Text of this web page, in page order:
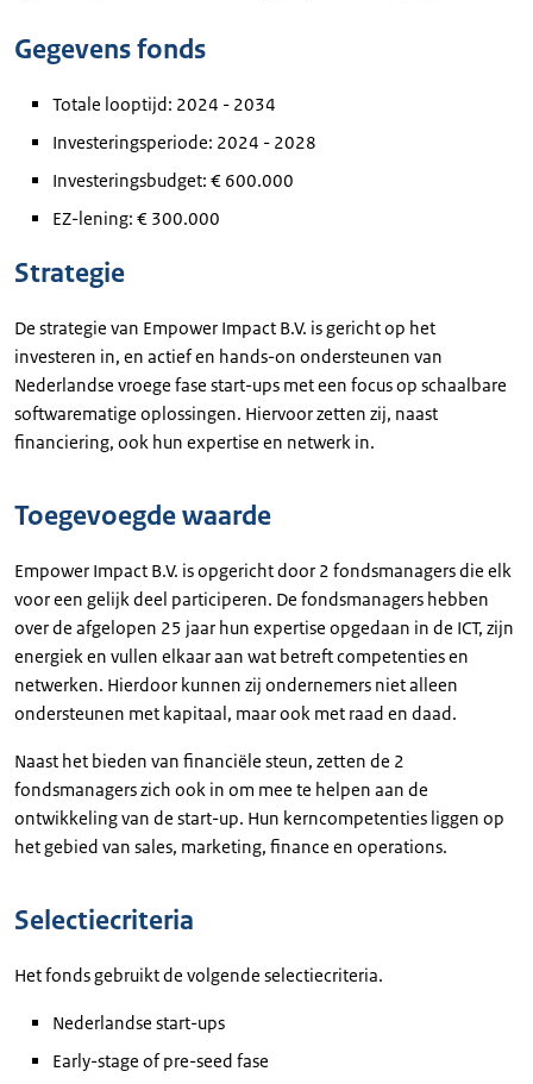
Gegevens fonds
Totale looptijd: 2024 - 2034
Investeringsperiode: 2024 - 2028
Investeringsbudget: € 600.000
EZ-lening: € 300.000
Strategie
De strategie van Empower Impact B.V. is gericht op het
investeren in, en actief en hands-on ondersteunen van
Nederlandse vroege fase start-ups met een focus op schaalbare
softwarematige oplossingen. Hiervoor zetten zij, naast
financiering, ook hun expertise en netwerk in.
Toegevoegde waarde
Empower Impact B.V. is opgericht door 2 fondsmanagers die elk
voor een gelijk deel participeren. De fondsmanagers hebben
over de afgelopen 25 jaar hun expertise opgedaan in de ICT, zijn
energiek en vullen elkaar aan wat betreft competenties en
netwerken. Hierdoor kunnen zij ondernemers niet alleen
ondersteunen met kapitaal, maar ook met raad en daad.
Naast het bieden van financiële steun, zetten de 2
fondsmanagers zich ook in om mee te helpen aan de
ontwikkeling van de start-up. Hun kerncompetenties liggen op
het gebied van sales, marketing, finance en operations.
Selectiecriteria
Het fonds gebruikt de volgende selectiecriteria.
Nederlandse start-ups
Early-stage of pre-seed fase